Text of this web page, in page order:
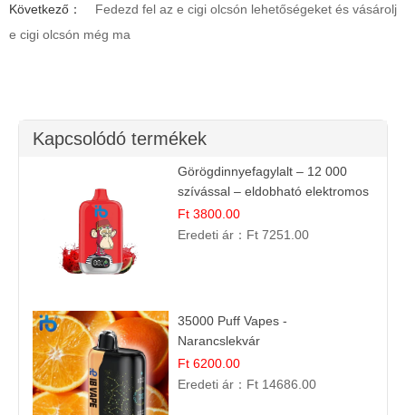
Következő：
Fedezd fel az e cigi olcsón lehetőségeket és vásárolj
e cigi olcsón még ma
Kapcsolódó termékek
Görögdinnyefagylalt – 12 000
szívással – eldobható elektromos
cigi
Ft 3800.00
Eredeti ár： Ft 7251.00
35000 Puff Vapes -
Narancslekvár
Ft 6200.00
Eredeti ár： Ft 14686.00